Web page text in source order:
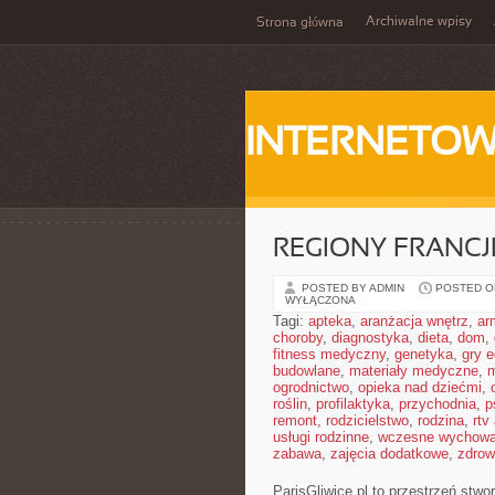
Strona główna Archiwalne wpisy
REGIONY FRANCJI
POSTED BY ADMIN POSTED
WYŁĄCZONA
Tagi: apteka, aranżacja wnętrz,
choroby, diagnostyka, dieta, dom,
fitness medyczny, genetyka, gry
budowlane, materiały medyczne,
ogrodnictwo, opieka nad dziećmi,
roślin, profilaktyka, przychodnia,
remont, rodzicielstwo, rodzina, rtv
usługi rodzinne, wczesne
zabawa, zajęcia dodatkowe,
ParisGliwice.pl to przestrzeń